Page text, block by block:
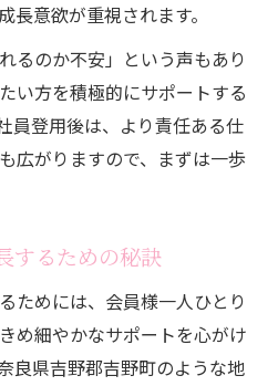
長意欲が重視されます。
るのか不安」という声もあり
い方を積極的にサポートする
員登用後は、より責任ある仕
広がりますので、まずは一歩
するための秘訣
ためには、会員様一人ひとり
め細やかなサポートを心がけ
良県吉野郡吉野町のような地